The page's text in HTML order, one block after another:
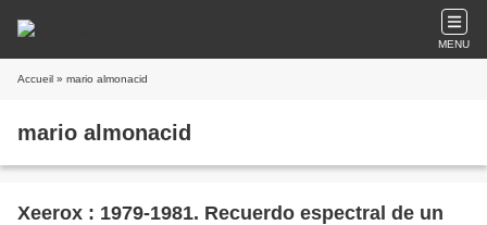
MENU
Accueil » mario almonacid
mario almonacid
Xeerox : 1979-1981. Recuerdo espectral de un